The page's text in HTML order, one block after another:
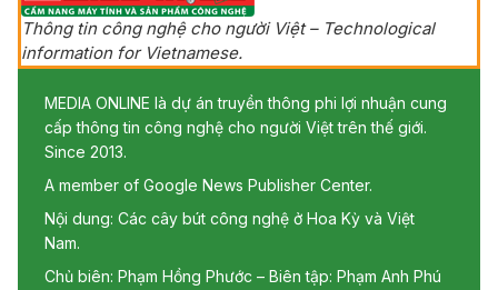
Thông tin công nghệ cho người Việt – Technological
information for Vietnamese.
MEDIA ONLINE là dự án truyền thông phi lợi nhuận cung
cấp thông tin công nghệ cho người Việt trên thế giới.
Since 2013.
A member of Google News Publisher Center.
Nội dung: Các cây bút công nghệ ở Hoa Kỳ và Việt
Nam.
Chủ biên: Phạm Hồng Phước – Biên tập: Phạm Anh Phú